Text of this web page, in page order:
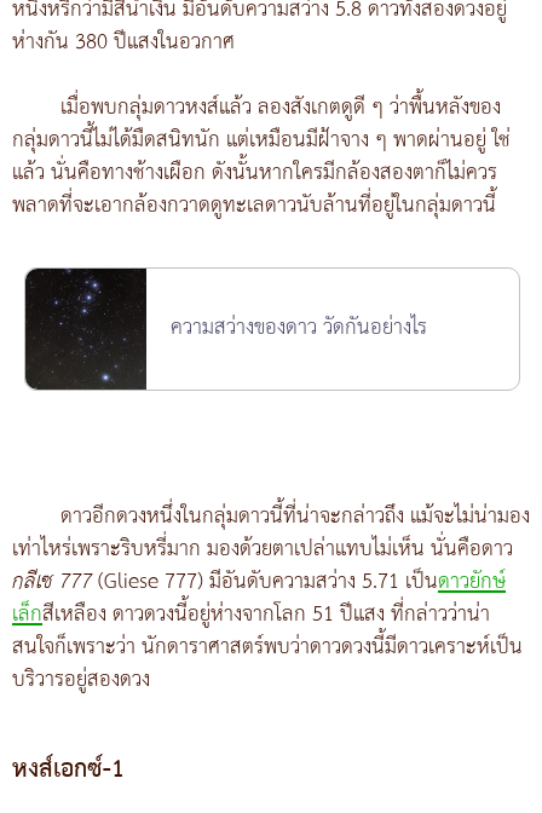
หนึ่งหรี่กว่ามีสีน้ำเงิน มีอันดับความสว่าง 5.8 ดาวทั้งสองดวงอยู่
ห่างกัน 380 ปีแสงในอวกาศ
เมื่อพบกลุ่มดาวหงส์แล้ว ลองสังเกตดูดี ๆ ว่าพื้นหลังของ
กลุ่มดาวนี้ไม่ได้มืดสนิทนัก แต่เหมือนมีฝ้าจาง ๆ พาดผ่านอยู่ ใช่
แล้ว นั่นคือทางช้างเผือก ดังนั้นหากใครมีกล้องสองตาก็ไม่ควร
พลาดที่จะเอากล้องกวาดดูทะเลดาวนับล้านที่อยู่ในกลุ่มดาวนี้
ความสว่างของดาว วัดกันอย่างไร
ดาวอีกดวงหนึ่งในกลุ่มดาวนี้ที่น่าจะกล่าวถึง แม้จะไม่น่ามอง
เท่าไหร่เพราะริบหรี่มาก มองด้วยตาเปล่าแทบไม่เห็น นั่นคือดาว
กลีเซ 777(Gliese 777) มีอันดับความสว่าง 5.71 เป็นดาวยักษ์
เล็กสีเหลือง ดาวดวงนี้อยู่ห่างจากโลก 51 ปีแสง ที่กล่าวว่าน่า
สนใจก็เพราะว่า นักดาราศาสตร์พบว่าดาวดวงนี้มีดาวเคราะห์เป็น
บริวารอยู่สองดวง
หงส์เอกซ์-1